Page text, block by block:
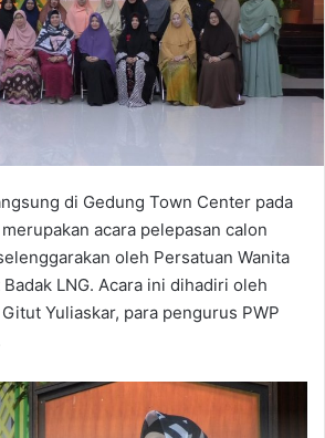
di Gedung Town Center pada
acara pelepasan calon
oleh Persatuan Wanita
LNG. Acara ini dihadiri oleh
Yuliaskar, para pengurus PWP